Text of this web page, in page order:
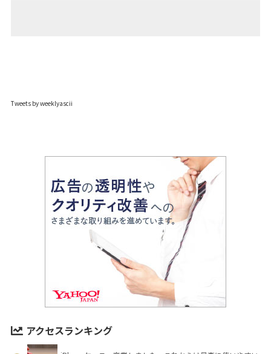
Tweets by weeklyascii
アクセスランキング